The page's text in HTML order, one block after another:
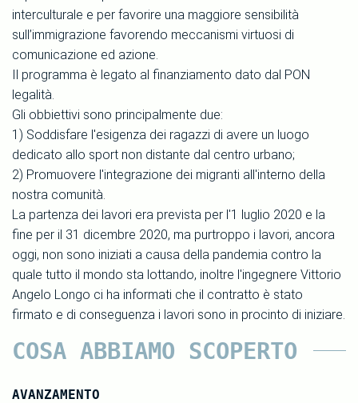
interculturale e per favorire una maggiore sensibilità
sull’immigrazione favorendo meccanismi virtuosi di
comunicazione ed azione.
Il programma è legato al finanziamento dato dal PON
legalità.
Gli obbiettivi sono principalmente due:
1) Soddisfare l'esigenza dei ragazzi di avere un luogo
dedicato allo sport non distante dal centro urbano;
2) Promuovere l'integrazione dei migranti all'interno della
nostra comunità.
La partenza dei lavori era prevista per l'1 luglio 2020 e la
fine per il 31 dicembre 2020, ma purtroppo i lavori, ancora
oggi, non sono iniziati a causa della pandemia contro la
quale tutto il mondo sta lottando, inoltre l'ingegnere Vittorio
Angelo Longo ci ha informati che il contratto è stato
firmato e di conseguenza i lavori sono in procinto di iniziare.
COSA ABBIAMO SCOPERTO
AVANZAMENTO